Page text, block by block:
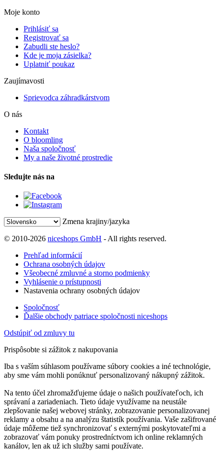
Moje konto
Prihlásiť sa
Registrovať sa
Zabudli ste heslo?
Kde je moja zásielka?
Uplatniť poukaz
Zaujímavosti
Sprievodca záhradkárstvom
O nás
Kontakt
O bloomling
Naša spoločnosť
My a naše životné prostredie
Sledujte nás na
Zmena krajiny/jazyka
© 2010-2026 niceshops GmbH - All rights reserved.
Prehľad informácií
Ochrana osobných údajov
Všeobecné zmluvné a storno podmienky
Vyhlásenie o prístupnosti
Nastavenia ochrany osobných údajov
Spoločnosť
Ďalšie obchody patriace spoločnosti niceshops
Odstúpiť od zmluvy tu
Prispôsobte si zážitok z nakupovania
Iba s vaším súhlasom používame súbory cookies a iné technológie,
aby sme vám mohli ponúknuť personalizovaný nákupný zážitok.
Na tento účel zhromažďujeme údaje o našich používateľoch, ich
správaní a zariadeniach. Tieto údaje využívame na neustále
zlepšovanie našej webovej stránky, zobrazovanie personalizovanej
reklamy a obsahu a na analýzu štatistík používania. Vaše zašifrované
údaje môžeme tiež synchronizovať s externými poskytovateľmi a
zobrazovať vám ponuky prostredníctvom ich online reklamných
kanálov, len ak už ich služby sami používate.